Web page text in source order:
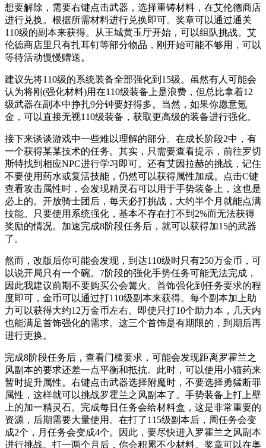
想要解除，需要右键点击武器，选择重铸材料，在艾伦德商店
进行兑换。根据所需材料进行兑换即可。奖章可以通过通关
110级的副本来获得。从王城黄玉厅开始，可以组队挑战。艾
伦德商店里只有扎耳钉等部分物品，刚开始可能不够用，可以
等待活动慢慢赠送。
建议先将110级的系统装备全部强化到15级。虽然有人可能会
认为将刚(强化材料)用在110级装备上是浪费，但总比拿着12
级武器在副本中挣扎9分钟要好得多。当然，如果你愿意氪
金，可以直接无视110级装备，获取更高级的装备进行强化。
接下来谈谈游戏中一些难以理解的部分。在成长阶段2中，有
一个获得某某技术的任务。其实，只需要查看提示，前往罗切
斯特找到相应NPC进行学习即可。还有艾因拉赫的挑战，记住
不要使用药水或复活技能，仍然可以获得属性加成。点击C键
查看攻击属性时，会发现精灵石可以用于手势装备上，这也是
必上的。开放骑士团后，每天必打挑战，大约半个月就能点满
技能。只要使用系统强化，基本不存在打不到2%而无法获得
奖励的情况。加速完成8阶段任务后，就可以获得加15的武器
了。
然而，改版后你可能会发现，到达110级时只有250万金币，可
以说开局只有一个碗。7阶段的强化手势任务可能无法完成，
因此我建议前期不要购买公会篝火。首饰强化到任务要求的程
度即可，金币可以通过打110级副本来获得。每个副本加上助
力可以获得大约12万金币左右。即使只打10个助力本，几天内
也能满足首饰强化的需求。这三个首饰是有期限的，到期后再
进行更换。
完成8阶段任务后，查看门槛要求，可能会发现距离罗霍兰之
风副本的要求还差一点平衡和抵抗。此时，可以使用小猫药来
暂时提升属性。右键点击武器选择附魔时，不要选择勇猛断罪
属性，这样就可以挑战罗霍兰之风副本了。手势装备上打上壁
上的加一精灵石。完成每日任务会给材料盒，这是非常重要的
资源，后期需要大量使用。在打了115级副本后，周任务会变
成2个，月任务会变成4个。因此，要尽快进入罗霍兰之风副本
进行挑战。打一两个月后，你会积累不少材料。奖章可以在奥